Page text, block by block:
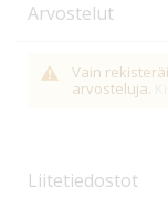
Arvostelut
Vain
arvosteluja.
Liitetiedostot